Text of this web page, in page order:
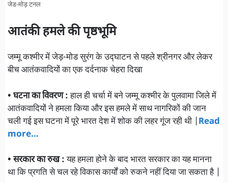
जेड-मोड़ टनल
आतंकी हमले की पृष्ठभूमि
जम्मू कश्मीर में जेड़-मोड सुरंग के उद्घाटन से पहले श्रीनगर और लेकर
बीच आतंकवादियों का एक दर्दनाक चेहरा दिखा
• घटना का विवरण :हाल ही चर्चा में बने जम्मू कश्मीर के पुलवामा जिले में
आतंकवादियों ने हमला किया और इस हमले में साथ नागरिकों की जान
चली गई इस घटना में पूरे भारत देश में शोक की लहर गूंज रही थी | Read
more…
• सरकार का रुख :यह हमला होने के बाद भारत सरकार का यह मानना
था कि प्रगति से चल रहे विकास कार्यों को रुकने नहीं दिया जा सकता है |